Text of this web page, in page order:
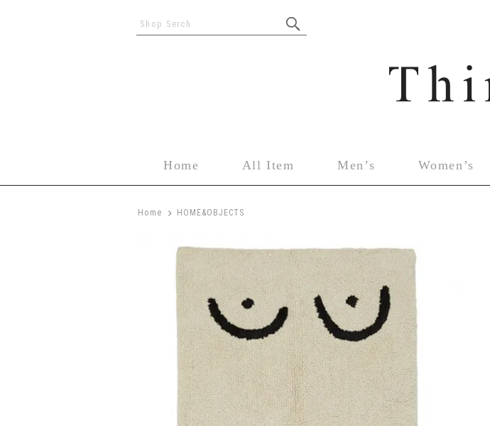
Shop Serch
Home All Item Men’s Women’s
Home > HOME&OBJECTS